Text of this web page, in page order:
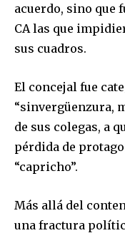
acuerdo, sino que
CA las que
sus cuadros.
El concejal fue
“sinvergüenzura,
de sus colegas, a
pérdida de
“capricho”.
Más allá del
una fractura